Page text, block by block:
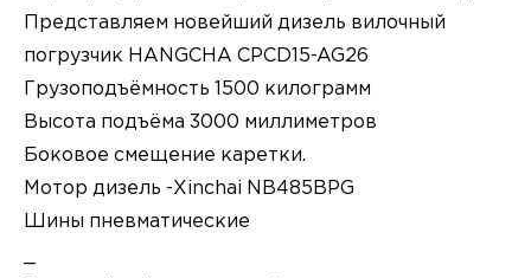
Представляем новейший дизель вилочный
погрузчик HANGCHA CPCD15-AG26
Грузоподъёмность 1500 килограмм
Высота подъёма 3000 миллиметров
Боковое смещение каретки.
Мотор дизель -Xinchai NB485BPG
Шины пневматические